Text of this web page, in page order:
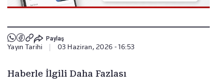
Paylaş
Yayın Tarihi 03 Haziran, 2026 - 16:53
Haberle İlgili Daha Fazlası